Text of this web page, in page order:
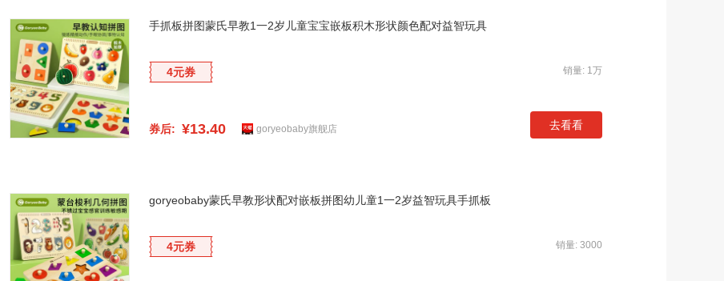
手抓板拼图蒙氏早教1一2岁儿童宝宝嵌板积木形状颜色配对益智玩具
4元券 销量: 1万
券后: ¥13.40 goryeobaby旗舰店 去看看
goryeobaby蒙氏早教形状配对嵌板拼图幼儿童1一2岁益智玩具手抓板
4元券 销量: 3000